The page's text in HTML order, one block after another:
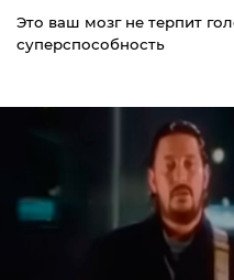
Это ваш мозг не терпит
суперспособность